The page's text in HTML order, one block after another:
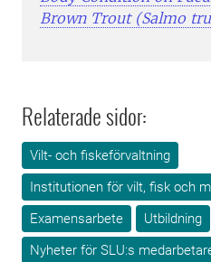
Brown Trout (Salmo
Relaterade sidor:
Vilt- och fiskeförvaltning
Institutionen för vilt, fisk och
Examensarbete
Utbildning
Nyheter för SLU:s